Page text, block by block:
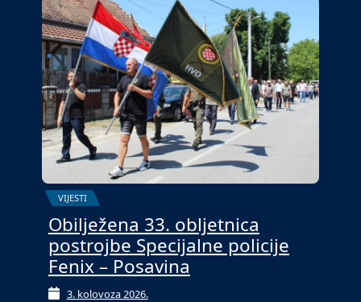
VIJESTI
Obilježena 33. obljetnica
postrojbe Specijalne policije
Fenix – Posavina
3. kolovoza 2026.